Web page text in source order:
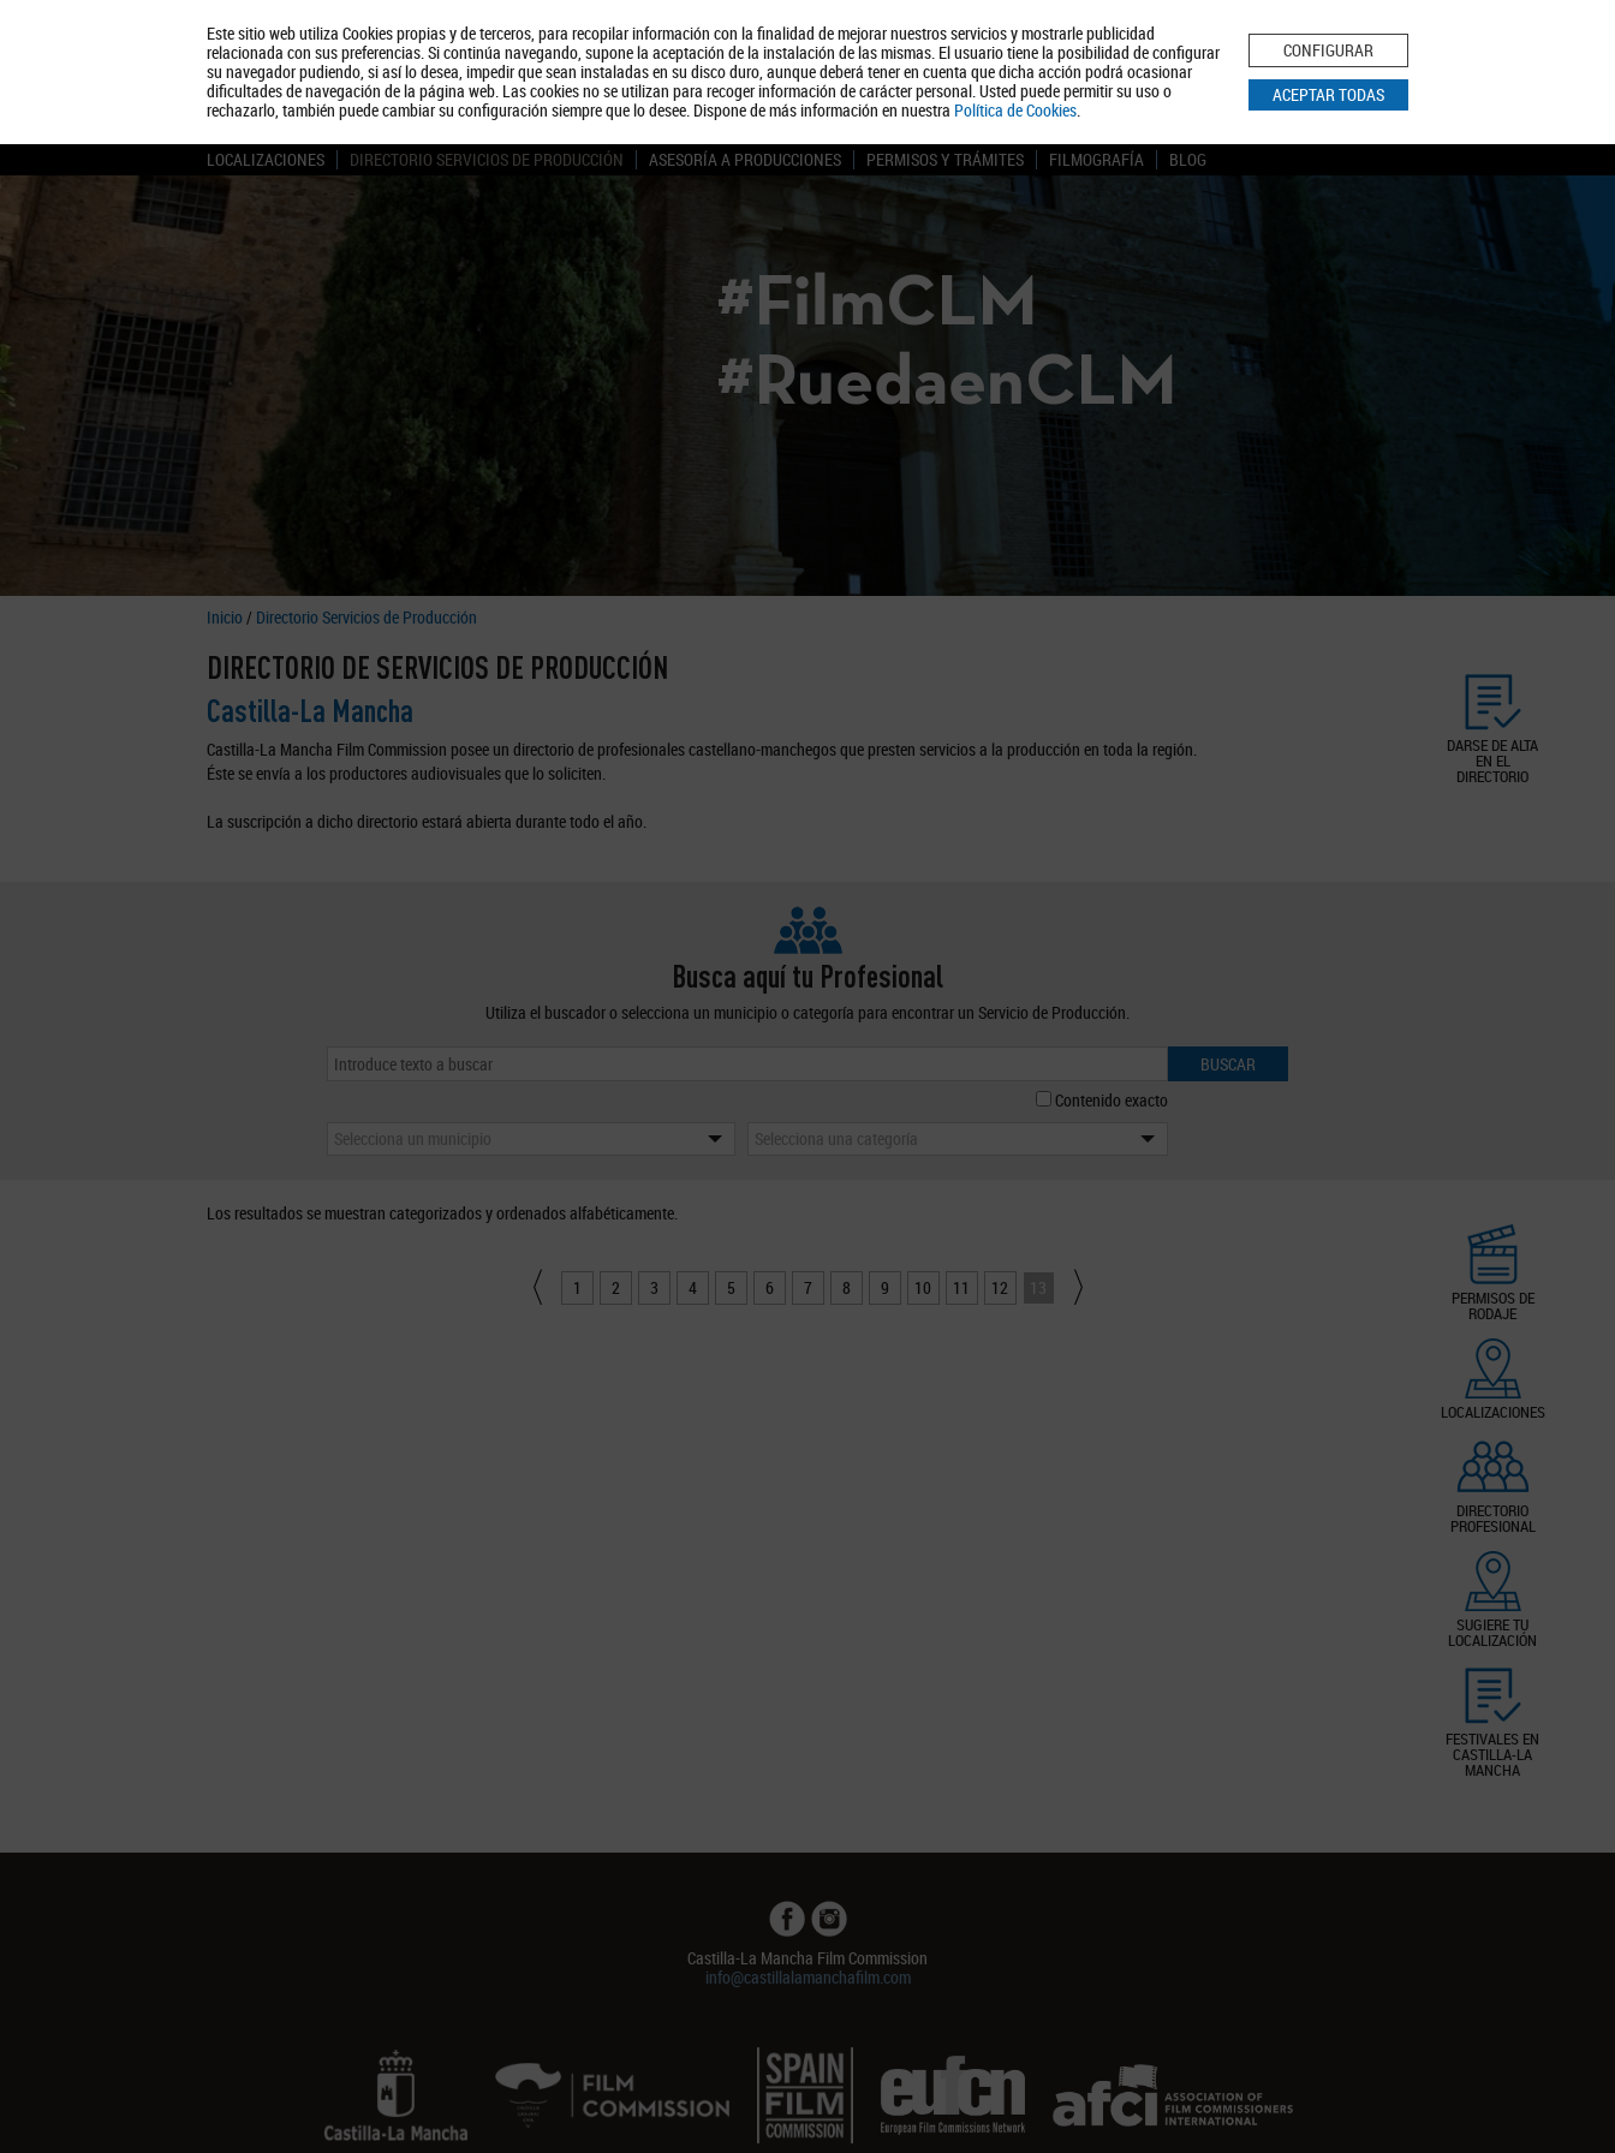
Este sitio web utiliza Cookies propias y de terceros, para recopilar información con la finalidad de mejorar nuestros servicios y mostrarle publicidad
relacionada con sus preferencias. Si continúa navegando, supone la aceptación de la instalación de las mismas. El usuario tiene la posibilidad de configurar
su navegador pudiendo, si así lo desea, impedir que sean instaladas en su disco duro, aunque deberá tener en cuenta que dicha acción podrá ocasionar
dificultades de navegación de la página web. Las cookies no se utilizan para recoger información de carácter personal. Usted puede permitir su uso o
rechazarlo, también puede cambiar su configuración siempre que lo desee. Dispone de más información en nuestra Política de Cookies.
CONFIGURAR
ACEPTAR TODAS
Quiénes somos Turismo Política de Privacidad Aviso Legal Política de Cookies
BUSCAR
LOCALIZACIONES DIRECTORIO SERVICIOS DE PRODUCCIÓN ASESORÍA A PRODUCCIONES PERMISOS Y TRÁMITES FILMOGRAFÍA BLOG
#FilmCLM
#RuedaenCLM
Inicio / Directorio Servicios de Producción
DARSE DE ALTA
EN EL
DIRECTORIO
DIRECTORIO DE SERVICIOS DE PRODUCCIÓN
Castilla-La Mancha
Castilla-La Mancha Film Commission posee un directorio de profesionales castellano-manchegos que presten servicios a la producción en toda la región.
Éste se envía a los productores audiovisuales que lo soliciten.
La suscripción a dicho directorio estará abierta durante todo el año.
Busca aquí tu Profesional
Utiliza el buscador o selecciona un municipio o categoría para encontrar un Servicio de Producción.
BUSCAR
Contenido exacto
Selecciona un municipio
Selecciona una categoría
PERMISOS DE
RODAJE
LOCALIZACIONES
DIRECTORIO
PROFESIONAL
SUGIERE TU
LOCALIZACIÓN
FESTIVALES EN
CASTILLA-LA
MANCHA
Los resultados se muestran categorizados y ordenados alfabéticamente.
1 2 3 4 5 6 7 8 9 10 11 12 13
Castilla-La Mancha Film Commission
info@castillalamanchafilm.com